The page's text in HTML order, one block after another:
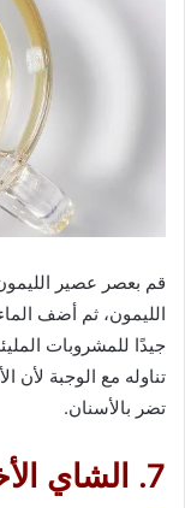
قم بعصر عصير
الليمون، ثم أضف
جيدًا للمشروبات
تناوله مع الوجبة
تضر بالأسنان.
7. الشاي الأخضر